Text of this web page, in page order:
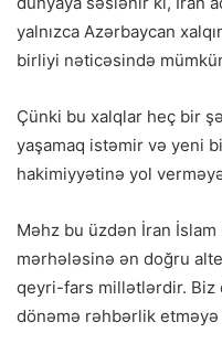
yalnızca Azərbaycan
birliyi nəticəsində
Çünki bu xalqlar heç bir
yaşamaq istəmir və yeni
hakimiyyətinə yol
Məhz bu üzdən İran
mərhələsinə ən doğru
qeyri-fars millətlərdir. Biz
dönəmə rəhbərlik etməyə